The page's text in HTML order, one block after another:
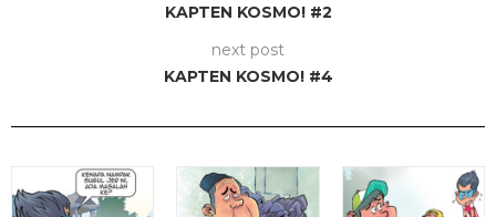
KAPTEN KOSMO! #2
next post
KAPTEN KOSMO! #4